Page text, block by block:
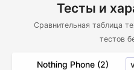
Тесты и
Сравнительная таблица
тестов
Nothing Phone (2)